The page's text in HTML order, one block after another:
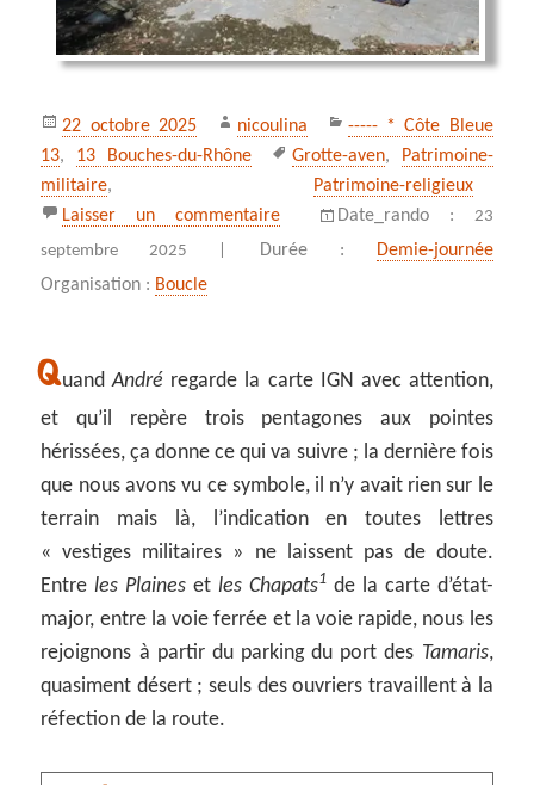
Publié
le
22 octobre 2025 Auteur
nicoulina Catégories
----- * Côte Bleue
13, 13 Bouches-du-Rhône
Mots-
clés
Grotte-aven,
Patrimoine-
militaire,
Patrimoine-religieux
Laisser un commentairesur La Couronne : vestiges
Date_rando : 23
septembre 2025 |
Durée :
Demie-journée
Organisation : Boucle
QuandAndré regarde la carte IGN avec attention,
et qu’il repère trois pentagones aux pointes
hérissées, ça donne ce qui va suivre ; la dernière fois
que nous avons vu ce symbole, il n’y avait rien sur le
terrain mais là, l’indication en toutes lettres
« vestiges militaires » ne laissent pas de doute.
Entreles Plaines etles Chapats1 de la carte d’état-
major, entre la voie ferrée et la voie rapide, nous les
rejoignons à partir du parking du port des Tamaris,
quasiment désert ; seuls des ouvriers travaillent à la
réfection de la route.